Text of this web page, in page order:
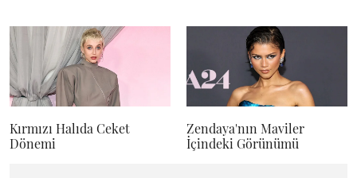
Kırmızı Halıda Ceket
Dönemi
Zendaya'nın Maviler
İçindeki Görünümü